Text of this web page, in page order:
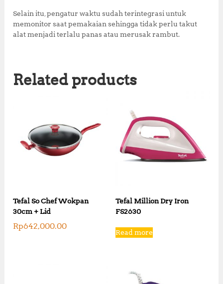
Selain itu, pengatur waktu sudah terintegrasi untuk
memonitor saat pemakaian sehingga tidak perlu takut
alat menjadi terlalu panas atau merusak rambut.
Related products
Tefal So Chef Wokpan
30cm + Lid
Rp642,000.00
Tefal Million Dry Iron
FS2630
Read more